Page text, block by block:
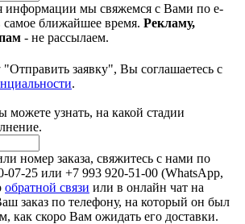
информации мы свяжемся с Вами по e-
ближайшее время. Рекламу,
- не рассылаем.
заявку", Вы соглашаетесь с
.
можете узнать, на какой стадии
номер заказа, свяжитесь с нами по
07-25 или +7 993 920-51-00 (WhatsApp,
обратной связи или в онлайн чат на
заказ по телефону, на который он был
как скоро Вам ожидать его доставки.